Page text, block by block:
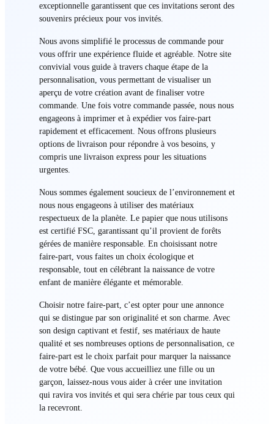
exceptionnelle garantissent que ces invitations seront des
souvenirs précieux pour vos invités.
Nous avons simplifié le processus de commande pour
vous offrir une expérience fluide et agréable. Notre site
convivial vous guide à travers chaque étape de la
personnalisation, vous permettant de visualiser un
aperçu de votre création avant de finaliser votre
commande. Une fois votre commande passée, nous nous
engageons à imprimer et à expédier vos faire-part
rapidement et efficacement. Nous offrons plusieurs
options de livraison pour répondre à vos besoins, y
compris une livraison express pour les situations
urgentes.
Nous sommes également soucieux de l’environnement et
nous nous engageons à utiliser des matériaux
respectueux de la planète. Le papier que nous utilisons
est certifié FSC, garantissant qu’il provient de forêts
gérées de manière responsable. En choisissant notre
faire-part, vous faites un choix écologique et
responsable, tout en célébrant la naissance de votre
enfant de manière élégante et mémorable.
Choisir notre faire-part, c’est opter pour une annonce
qui se distingue par son originalité et son charme. Avec
son design captivant et festif, ses matériaux de haute
qualité et ses nombreuses options de personnalisation, ce
faire-part est le choix parfait pour marquer la naissance
de votre bébé. Que vous accueilliez une fille ou un
garçon, laissez-nous vous aider à créer une invitation
qui ravira vos invités et qui sera chérie par tous ceux qui
la recevront.